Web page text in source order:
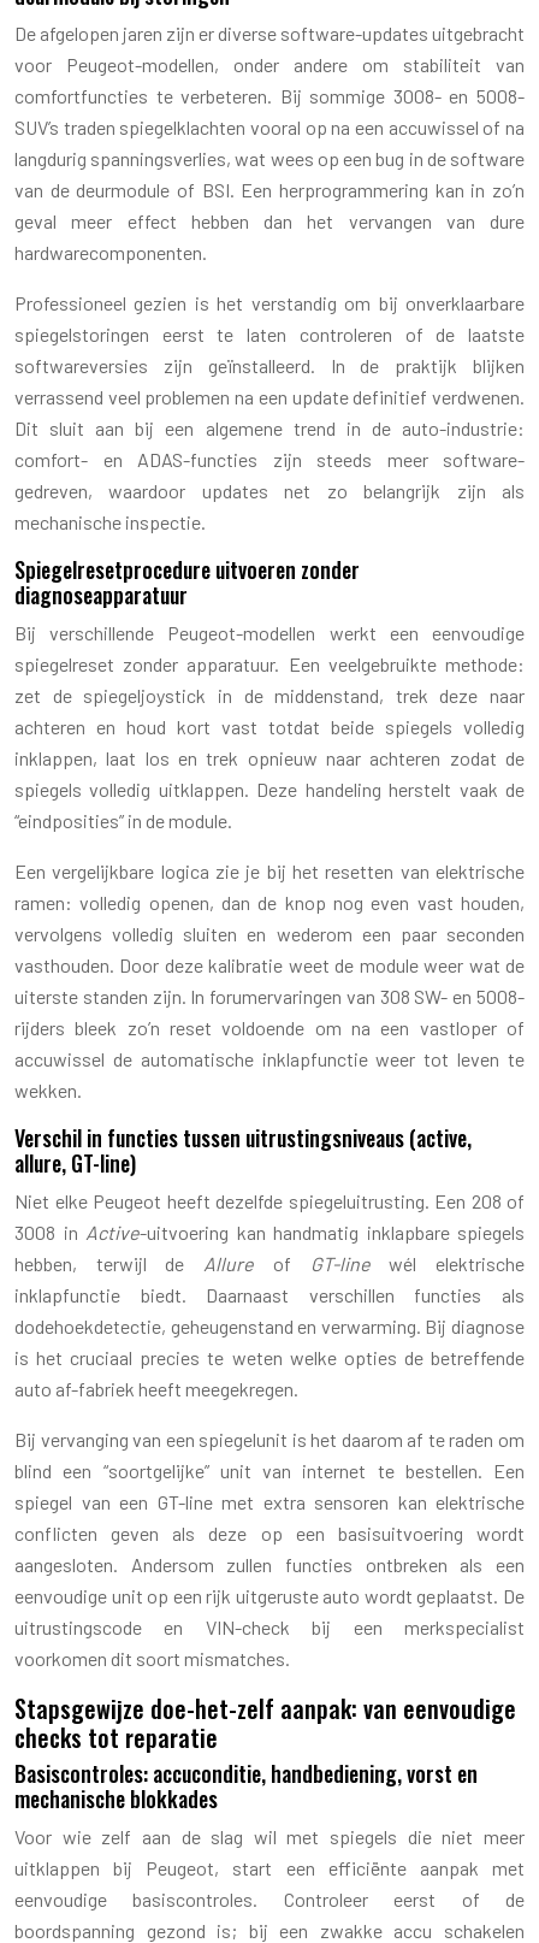
De afgelopen jaren zijn er diverse software-updates uitgebracht
voor Peugeot-modellen, onder andere om stabiliteit van
comfortfuncties te verbeteren. Bij sommige 3008- en 5008-
SUV’s traden spiegelklachten vooral op na een accuwissel of na
langdurig spanningsverlies, wat wees op een bug in de software
van de deurmodule of BSI. Een herprogrammering kan in zo’n
geval meer effect hebben dan het vervangen van dure
hardwarecomponenten.
Professioneel gezien is het verstandig om bij onverklaarbare
spiegelstoringen eerst te laten controleren of de laatste
softwareversies zijn geïnstalleerd. In de praktijk blijken
verrassend veel problemen na een update definitief verdwenen.
Dit sluit aan bij een algemene trend in de auto-industrie:
comfort- en ADAS-functies zijn steeds meer software-
gedreven, waardoor updates net zo belangrijk zijn als
mechanische inspectie.
Spiegelresetprocedure uitvoeren zonder
diagnoseapparatuur
Bij verschillende Peugeot-modellen werkt een eenvoudige
spiegelreset zonder apparatuur. Een veelgebruikte methode:
zet de spiegeljoystick in de middenstand, trek deze naar
achteren en houd kort vast totdat beide spiegels volledig
inklappen, laat los en trek opnieuw naar achteren zodat de
spiegels volledig uitklappen. Deze handeling herstelt vaak de
“eindposities” in de module.
Een vergelijkbare logica zie je bij het resetten van elektrische
ramen: volledig openen, dan de knop nog even vast houden,
vervolgens volledig sluiten en wederom een paar seconden
vasthouden. Door deze kalibratie weet de module weer wat de
uiterste standen zijn. In forumervaringen van 308 SW- en 5008-
rijders bleek zo’n reset voldoende om na een vastloper of
accuwissel de automatische inklapfunctie weer tot leven te
wekken.
Verschil in functies tussen uitrustingsniveaus (active,
allure, GT-line)
Niet elke Peugeot heeft dezelfde spiegeluitrusting. Een 208 of
3008 in Active-uitvoering kan handmatig inklapbare spiegels
hebben, terwijl de Allure of GT-linewél elektrische
inklapfunctie biedt. Daarnaast verschillen functies als
dodehoekdetectie, geheugenstand en verwarming. Bij diagnose
is het cruciaal precies te weten welke opties de betreffende
auto af-fabriek heeft meegekregen.
Bij vervanging van een spiegelunit is het daarom af te raden om
blind een “soortgelijke” unit van internet te bestellen. Een
spiegel van een GT-line met extra sensoren kan elektrische
conflicten geven als deze op een basisuitvoering wordt
aangesloten. Andersom zullen functies ontbreken als een
eenvoudige unit op een rijk uitgeruste auto wordt geplaatst. De
uitrustingscode en VIN-check bij een merkspecialist
voorkomen dit soort mismatches.
Stapsgewijze doe-het-zelf aanpak: van eenvoudige
checks tot reparatie
Basiscontroles: accuconditie, handbediening, vorst en
mechanische blokkades
Voor wie zelf aan de slag wil met spiegels die niet meer
uitklappen bij Peugeot, start een efficiënte aanpak met
eenvoudige basiscontroles. Controleer eerst of de
boordspanning gezond is; bij een zwakke accu schakelen